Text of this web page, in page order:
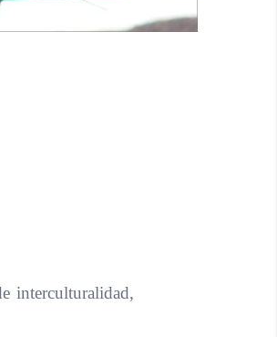
interculturalidad,